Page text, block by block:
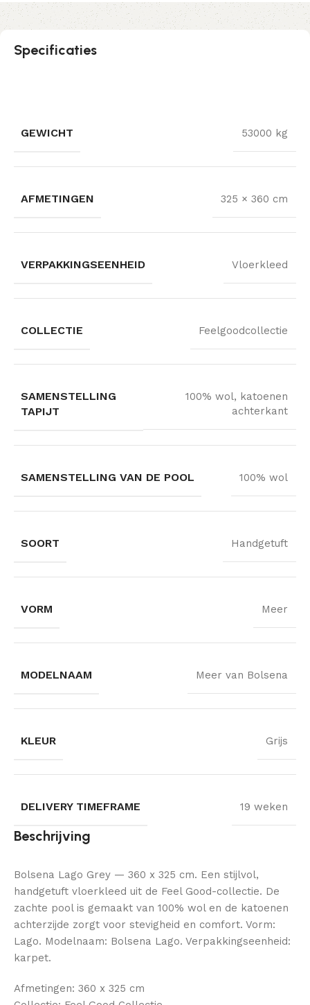
Specificaties
GEWICHT 53000 kg
AFMETINGEN 325 × 360 cm
VERPAKKINGSEENHEID Vloerkleed
COLLECTIE Feelgoodcollectie
SAMENSTELLING
TAPIJT
100% wol, katoenen
achterkant
SAMENSTELLING VAN DE POOL 100% wol
SOORT Handgetuft
VORM Meer
MODELNAAM Meer van Bolsena
KLEUR Grijs
DELIVERY TIMEFRAME 19 weken
Beschrijving
Bolsena Lago Grey — 360 x 325 cm. Een stijlvol,
handgetuft vloerkleed uit de Feel Good-collectie. De
zachte pool is gemaakt van 100% wol en de katoenen
achterzijde zorgt voor stevigheid en comfort. Vorm:
Lago. Modelnaam: Bolsena Lago. Verpakkingseenheid:
karpet.
Afmetingen: 360 x 325 cm